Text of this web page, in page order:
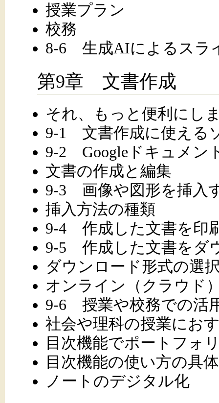
授業プラン
校務
8-6 生成AIによるスラ
第9章 文書作成
それ、もっと便利にし
9-1 文書作成に使える
9-2 Googleドキュメン
文書の作成と編集
9-3 画像や図形を挿入
挿入方法の種類
9-4 作成した文書を印
9-5 作成した文書をダ
ダウンロード形式の選
オンライン（クラウド
9-6 授業や校務での活
社会や理科の授業にお
目次機能でポートフォ
目次機能の使い方の具
ノートのデジタル化